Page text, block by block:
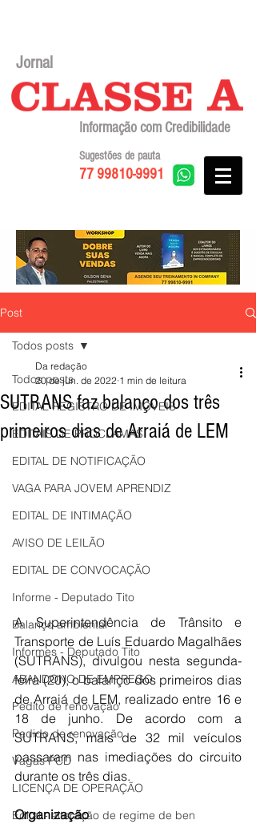
Jornal
Informação com Credibilidade
77 99810-9991
Sugestões de pauta
Post
Todos posts
EDITAL REGISTRO DE IMÓVEIS
EDITAIS DE PROCLAMAS
EDITAL DE NOTIFICAÇÃO
VAGA PARA JOVEM APRENDIZ
EDITAL DE INTIMAÇÃO
AVISO DE LEILÃO
EDITAL DE CONVOCAÇÃO
Informe - Deputado Tito
Balanço ambiental
Informes - Deputado Tito
ABANDONO DE EMPREGO
Pedito de renovação
Pedido de renovação
Vagas PCD
LICENÇA DE OPERAÇÃO
Edital - alteração de regime de ben
Todos posts
SUTRANS faz balanço dos três
primeiros dias de Arraiá de LEM
Da redação
20 de jun. de 2022 1 min de leitura
A Superintendência de Trânsito e
Transporte de Luís Eduardo Magalhães
(SUTRANS), divulgou nesta segunda-
feira (20), o balanço dos primeiros dias
de Arraiá de LEM, realizado entre 16 e
18 de junho. De acordo com a
SUTRANS, mais de 32 mil veículos
passaram nas imediações do circuito
durante os três dias.
Organização